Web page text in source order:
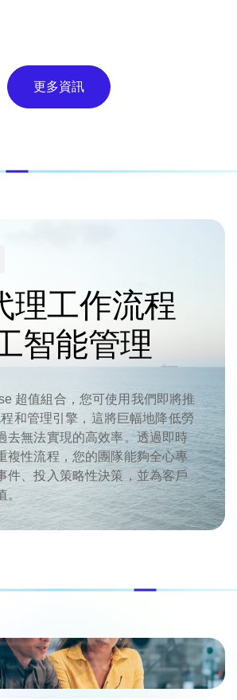
更多資訊
理工作流程
智能管理
超值組合，您可使用我們即將推
和管理引擎，這將巨幅地降低勞
去無法實現的高效率。透過即時
複性流程，您的團隊能夠全心專
件、投入策略性決策，並為客戶
。